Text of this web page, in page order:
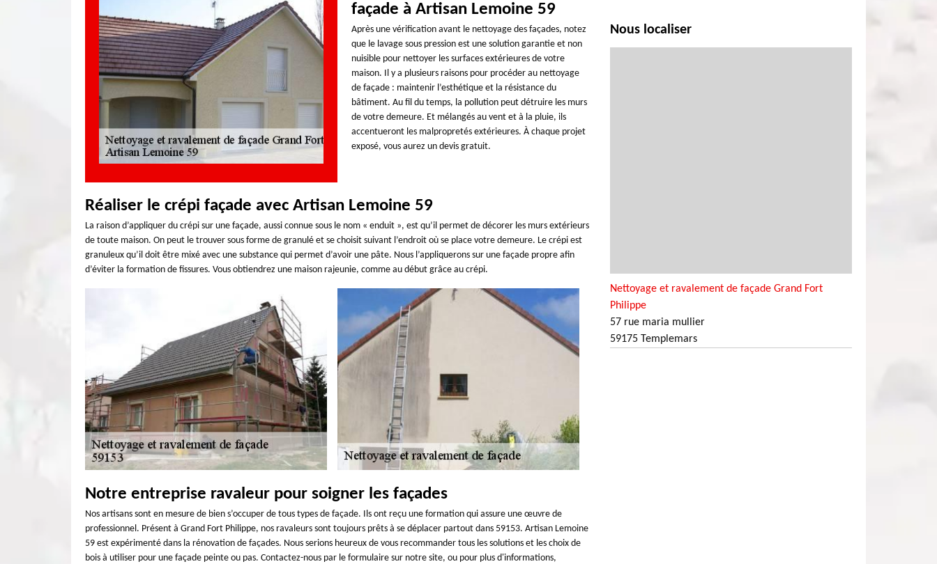
façade à Artisan Lemoine 59
Après une vérification avant le nettoyage des façades, notez
que le lavage sous pression est une solution garantie et non
nuisible pour nettoyer les surfaces extérieures de votre
maison. Il y a plusieurs raisons pour procéder au nettoyage
de façade : maintenir l’esthétique et la résistance du
bâtiment. Au fil du temps, la pollution peut détruire les murs
de votre demeure. Et mélangés au vent et à la pluie, ils
accentueront les malpropretés extérieures. À chaque projet
exposé, vous aurez un devis gratuit.
Réaliser le crépi façade avec Artisan Lemoine 59
La raison d’appliquer du crépi sur une façade, aussi connue sous le nom « enduit », est qu’il permet de décorer les murs extérieurs
de toute maison. On peut le trouver sous forme de granulé et se choisit suivant l’endroit où se place votre demeure. Le crépi est
granuleux qu’il doit être mixé avec une substance qui permet d’avoir une pâte. Nous l’appliquerons sur une façade propre afin
d’éviter la formation de fissures. Vous obtiendrez une maison rajeunie, comme au début grâce au crépi.
Notre entreprise ravaleur pour soigner les façades
Nos artisans sont en mesure de bien s’occuper de tous types de façade. Ils ont reçu une formation qui assure une œuvre de
professionnel. Présent à Grand Fort Philippe, nos ravaleurs sont toujours prêts à se déplacer partout dans 59153. Artisan Lemoine
59 est expérimenté dans la rénovation de façades. Nous serions heureux de vous recommander tous les solutions et les choix de
bois à utiliser pour une façade peinte ou pas. Contactez-nous par le formulaire sur notre site, ou pour plus d'informations,
Nous localiser
Nettoyage et ravalement de façade Grand Fort
Philippe
57 rue maria mullier
59175 Templemars